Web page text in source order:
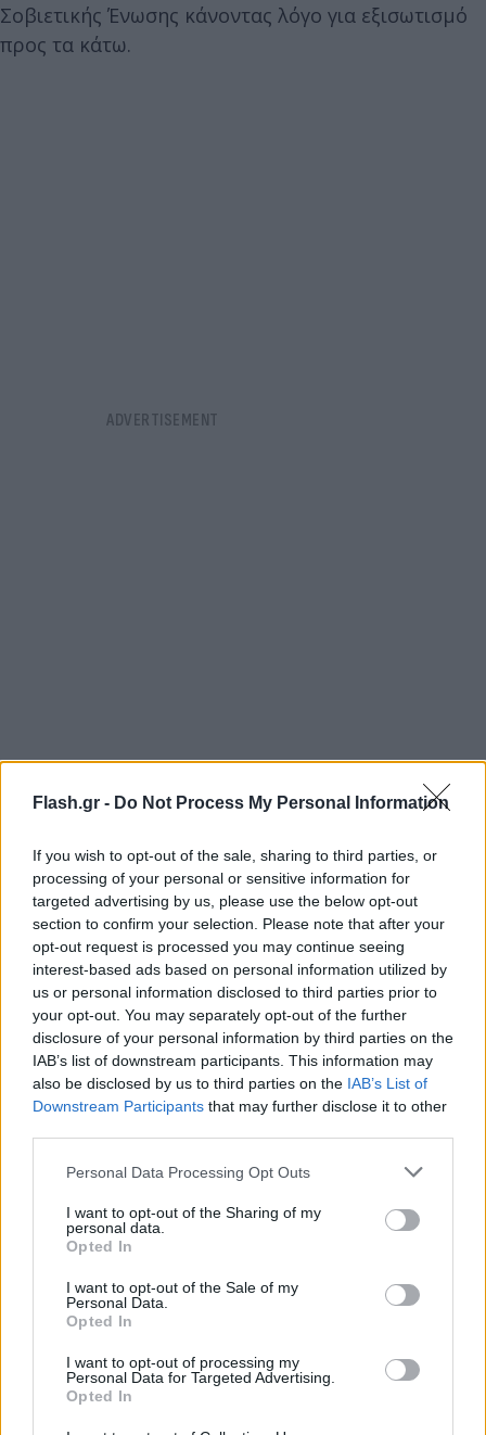
Flash.gr - Do Not Process My Personal Information
If you wish to opt-out of the sale, sharing to third parties, or
processing of your personal or sensitive information for
targeted advertising by us, please use the below opt-out
section to confirm your selection. Please note that after your
opt-out request is processed you may continue seeing
interest-based ads based on personal information utilized by
us or personal information disclosed to third parties prior to
your opt-out. You may separately opt-out of the further
disclosure of your personal information by third parties on the
IAB’s list of downstream participants. This information may
also be disclosed by us to third parties on the IAB’s List of
Downstream Participants that may further disclose it to other
Please note that this website/app uses one or more Google
not limited to your visit or usage behaviour. You may click to
grant or deny consent to Google and its third-party tags to
use your data for below specified purposes in below Google
consent section.
Personal Data Processing Opt Outs
I want to opt-out of the Sharing of my
personal data.
Opted In
I want to opt-out of the Sale of my
Personal Data.
Opted In
I want to opt-out of processing my
Personal Data for Targeted Advertising.
Opted In
Σοβιετικής Ένωσης κάνοντας λόγο για εξισωτισμό
προς τα κάτω.
Σε υψηλούς τόνους κατά πληροφορίες κινήθηκε και
γιατί να μην πρέπει να επιβραβευθεί ένας
υπάλληλος του οποίου η απόδοση είναι υψηλότερη
ενός άλλου με τα ίδια προσόντα και την ίδια
προυπηρεσία. Για προφανείς δυσκολίες στην
εφαρμογή της συγκεκριμένου νομοσχεδίου, που
αποτελεί κοινοτική οδηγία έκανε λόγο ο Γιώργος
Φλώριδης, την ώρα που το πνεύμα των
περισσοτέρων εξ όσων πήραν το λόγο ήταν ότι δεν
θα έπρεπε να μεταφερθούν οι παθογένειες του
Δημοσίου στον ιδιωτικό τομέα.
Πάντως, προβληματικά σημεία στην κοινοτική
οδηγία εντόπισε και η επισπεύδουσα Υπουργός,
Νίκη Κεραμέως, διευκρινίζοντας, ωστόσο, ότι η
συγκεκριμένη οδηγία. Όπως πληροφορείται η
στήλη η κ. Κεραμέως επεσήμανε ότι κύριος στόχος
της ενσωμάτωσης της συγκεκριμένης οδηγίας είναι
να μην υπάρχουν πλέον κραυγαλέες και άδικες